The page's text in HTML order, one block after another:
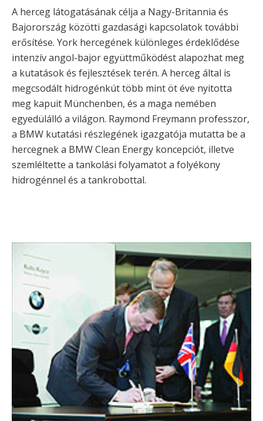
A herceg látogatásának célja a Nagy-Britannia és
Bajorország közötti gazdasági kapcsolatok további
erősítése. York hercegének különleges érdeklődése
intenzív angol-bajor együttműködést alapozhat meg
a kutatások és fejlesztések terén. A herceg által is
megcsodált hidrogénkút több mint öt éve nyitotta
meg kapuit Münchenben, és a maga nemében
egyedülálló a világon. Raymond Freymann professzor,
a BMW kutatási részlegének igazgatója mutatta be a
hercegnek a BMW Clean Energy koncepciót, illetve
szemléltette a tankolási folyamatot a folyékony
hidrogénnel és a tankrobottal.